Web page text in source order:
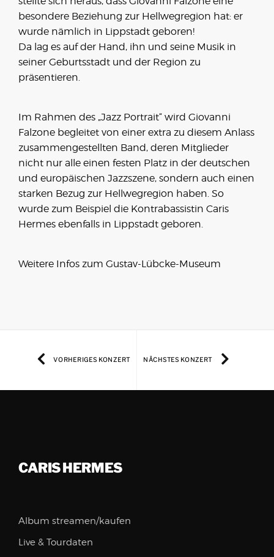
besondere Beziehung zur Hellwegregion hat: er
wurde nämlich in Lippstadt geboren!
Da lag es auf der Hand, ihn und seine Musik in
seiner Geburtsstadt und der Region zu
präsentieren.
Im Rahmen des „Jazz Portrait“ wird Giovanni
Falzone begleitet von einer extra zu diesem Anlass
zusammengestellten Band, deren Mitglieder
nicht nur alle einen festen Platz in der deutschen
und europäischen Jazzszene, sondern auch einen
starken Bezug zur Hellwegregion haben. So
wurde zum Beispiel die Kontrabassistin Caris
Hermes ebenfalls in Lippstadt geboren.
Weitere Infos zum Gustav-Lübcke-Museum
VORHERIGES KONZERT NÄCHSTES KONZERT
CARIS HERMES
Album streamen/kaufen
Live & Tourdaten